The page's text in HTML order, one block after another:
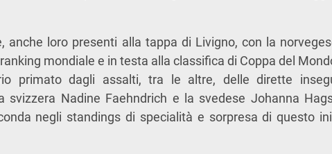
anche loro presenti alla tappa di Livigno, con la
mondiale e in testa alla classifica di Coppa del
primato dagli assalti, tra le altre, delle dirette
svizzera Nadine Faehndrich e la svedese Johanna
negli standings di specialità e sorpresa di questo